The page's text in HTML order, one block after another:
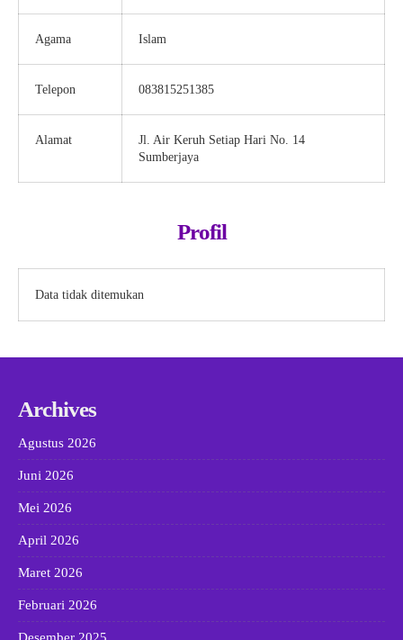
Agama Islam
Telepon 083815251385
Alamat
Jl. Air Keruh Setiap Hari No. 14
Sumberjaya
Profil
Data tidak ditemukan
Archives
Agustus 2026
Juni 2026
Mei 2026
April 2026
Maret 2026
Februari 2026